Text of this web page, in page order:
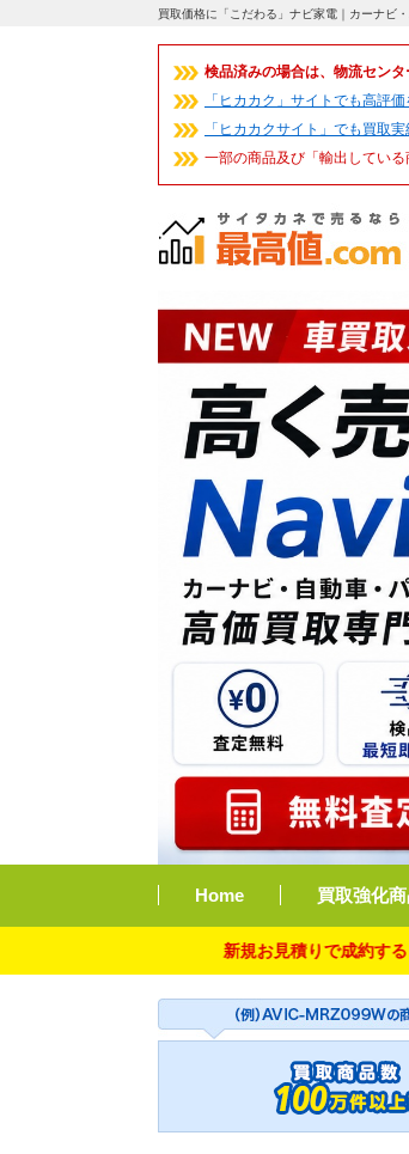
買取価格に「こだわる」ナビ家電｜カーナビ
検品済みの場合は、物流セン
「ヒカカク」サイトでも高評
「ヒカカクサイト」でも買取実
一部の商品及び「輸出してい
Home 買取強化
新規お見積りで成約すると